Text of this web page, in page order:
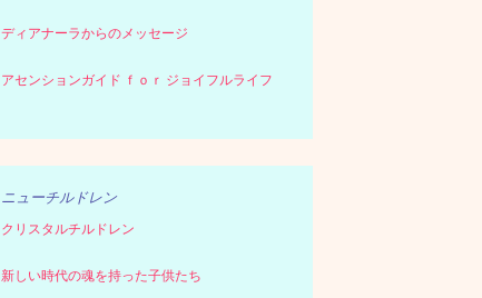
ディアナーラからのメッセージ
アセンションガイド ｆｏｒ ジョイフルライフ
ニューチルドレン
クリスタルチルドレン
新しい時代の魂を持った子供たち